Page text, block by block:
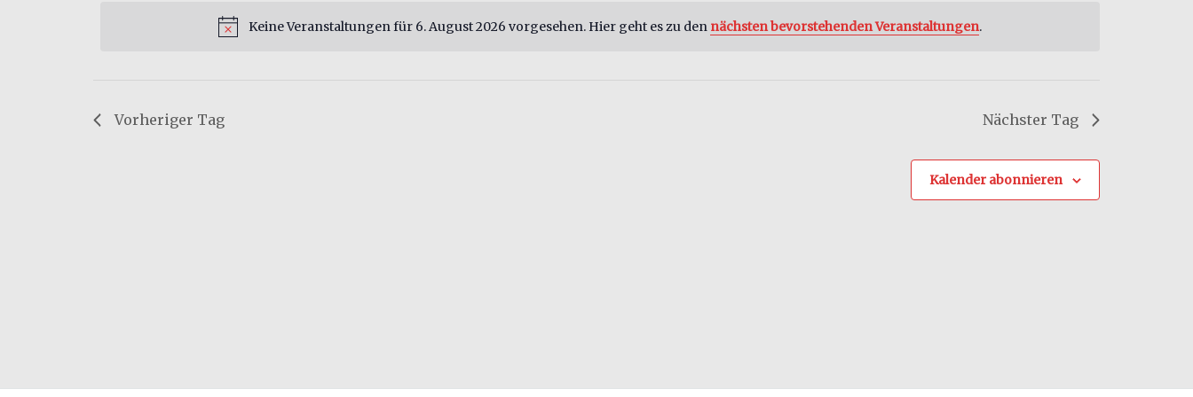
Hinweis
Keine Veranstaltungen für 6. August 2026 vorgesehen. Hier geht es zu den nächsten bevorstehenden Veranstaltungen.
Vorheriger Tag Nächster Tag
Kalender abonnieren